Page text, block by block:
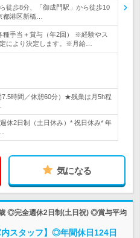
徒歩8分、「御成門駅」から徒歩10
港区新橋…
種手当＋賞与（年2回） ※経験やス
により決定します。※月給…
7.5時間／休憩60分）★残業は月5h程
休2日制（土日休み）* 祝日休み* 年
気になる
◎完全週休2日制(土日祝) ◎賞与平均
スタッフ】◎年間休日124日